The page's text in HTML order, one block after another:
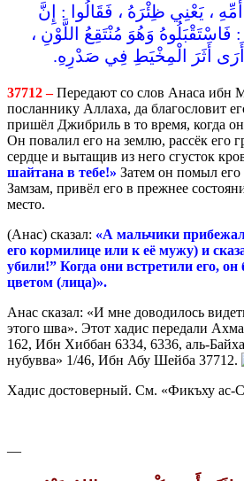
، يَعْنِي ظِئْرَهُ ، فَقَالُوا : إِنَّ
وَهُوَ مُنْتَقِعُ اللَّوْنِ ،
أَثَرَ الْمِخْيَطِ فِي صَدْرِهِ.
37712 –Передают со слов Анаса ибн
посланнику Аллаха, да благословит
пришёл Джибриль в то время, когда
Он повалил его на землю, рассёк его
сердце и вытащив из него сгусток
шайтана в тебе!» Затем он помыл его
Замзам, привёл его в прежнее
место.
(Анас) сказал: «А мальчики
его кормилице или к её мужу) и
убили!” Когда они встретили его,
цветом (лица)».
Анас сказал: «И мне доводилось
этого шва». Этот хадис передали
162, Ибн Хиббан 6334, 6336, аль-
нубувва» 1/46, Ибн Абу Шейба 37712.
Хадис достоверный. См. «Фикъху ас-
—